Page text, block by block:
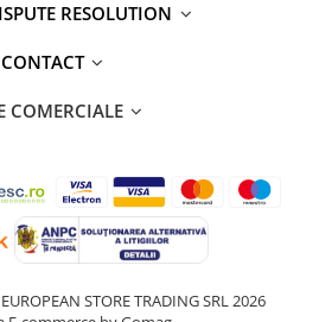
RESOLUTION
CONTACT
COMERCIALE
STORE TRADING SRL 2026